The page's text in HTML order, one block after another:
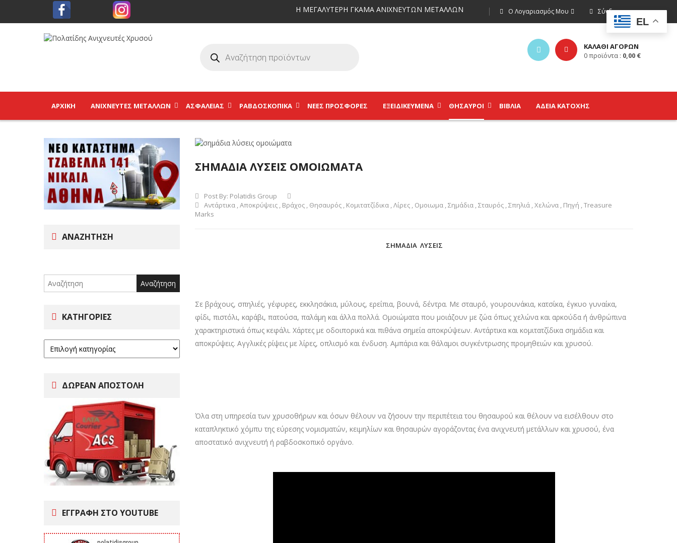
Σύνδεση
Ο Λογαριασμός Μου
Η ΜΕΓΑΛΥΤΕΡΗ ΓΚΑΜΑ ΑΝΙΧΝΕΥΤΩΝ ΜΕΤΑΛΛΩΝ
ΚΑΛΑΘΙ ΑΓΟΡΩΝ
0προϊόντα : 0,00 €
ΑΡΧΙΚΉ ΑΝΙΧΝΕΥΤΈΣ ΜΕΤΆΛΛΩΝ ΑΣΦΑΛΕΊΑΣ ΡΑΒΔΟΣΚΟΠΙΚΆ ΝΕΕΣ ΠΡΟΣΦΟΡΕΣ ΕΞΕΙΔΙΚΕΥΜΈΝΑ ΘΗΣΑΥΡΟΊ ΒΙΒΛΊΑ ΑΔΕΙΑ ΚΑΤΟΧΗΣ
ΑΝΑΖΉΤΗΣΗ
for:
ΚΑΤΗΓΟΡΊΕΣ
ΔΩΡΕΑΝ ΑΠΟΣΤΟΛΗ
ΕΓΓΡΑΦΗ ΣΤΟ YOUTUBE
ΣΗΜΑΔΙΑ ΛΥΣΕΙΣ ΟΜΟΙΩΜΑΤΑ
Post By: Polatidis Group
Αντάρτικα ,Αποκρύψεις , Βράχος , Θησαυρός , Κομιτατζίδικα ,Λίρες , Ομοιωμα ,Σημάδια ,Σταυρός ,Σπηλιά ,Χελώνα , Πηγή ,Treasure
Marks
ΣΗΜΑΔΙΑ ΛΥΣΕΙΣ
Σε βράχους, σπηλιές, γέφυρες, εκκλησάκια, μύλους, ερείπια, βουνά, δέντρα. Με σταυρό, γουρουνάκια, κατσίκα, έγκυο γυναίκα,
φίδι, πιστόλι, καράβι, πατούσα, παλάμη και άλλα πολλά. Ομοιώματα που μοιάζουν με ζώα όπως χελώνα και αρκούδα ή άνθρώπινα
χαρακτηριστικά όπως κεφάλι. Χάρτες με οδοιπορικά και πιθάνα σημεία αποκρύψεων. Αντάρτικα και κομιτατζίδικα σημάδια και
αποκρύψεις. Αγγλικές ρίψεις με λίρες, οπλισμό και ένδυση. Αμπάρια και θάλαμοι συγκέντρωσης προμηθειών και χρυσού.
Όλα στη υπηρεσία των χρυσοθήρων και όσων θέλουν να ζήσουν την περιπέτεια του θησαυρού και θέλουν να εισέλθουν στο
καταπληκτικό χόμπυ της εύρεσης νομισματών, κειμηλίων και θησαυρών αγοράζοντας ένα ανιχνευτή μετάλλων και χρυσού, ένα
αποστατικό ανιχνευτή ή ραβδοσκοπικό οργάνο.
EL